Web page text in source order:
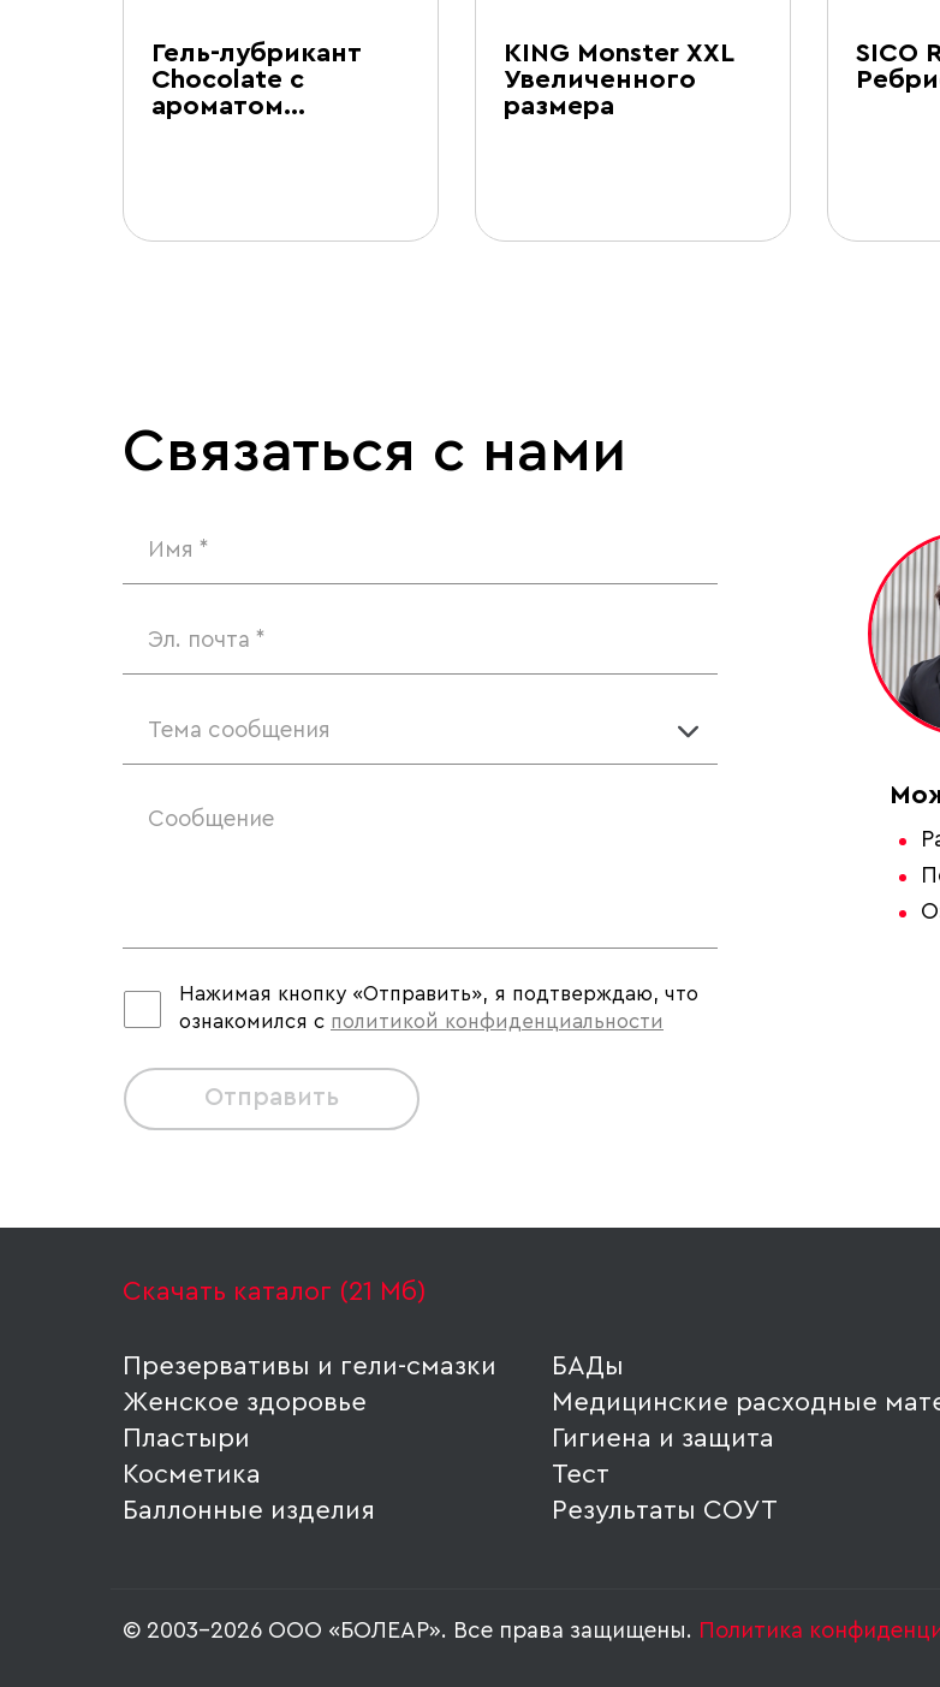
Гель-лубрикант
Chocolate с
ароматом…
KING Monster XXL
Увеличенного
размера
SICO
Связаться с нами
Тема сообщения
Нажимая кнопку «Отправить», я подтверждаю, что
ознакомился с политикой конфиденциальности
Отправить
Скачать каталог (21 Мб)
Презервативы и гели-смазки
Женское здоровье
Пластыри
Косметика
Баллонные изделия
БАДы
Медицинские расходные
Гигиена и защита
Тест
Результаты СОУТ
© 2003-2026 ООО «БОЛЕАР». Все права защищены. Политика